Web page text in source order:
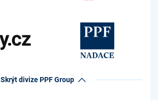
Skrýt divize PPF Group